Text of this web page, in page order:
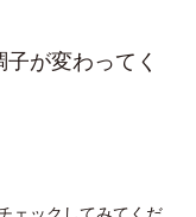
が変わってく